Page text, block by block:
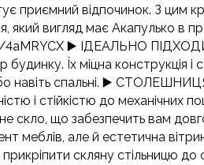
приємний відпочинок. З цим
вигляд має Акапулько в
4aMRYCX ▶️ ІДЕАЛЬНО
Їх міцна конструкція і
або навіть спальні. ▶️
і стійкістю до механічних
скло, що забезпечить вам
меблів, але й естетична
скляну стільницю